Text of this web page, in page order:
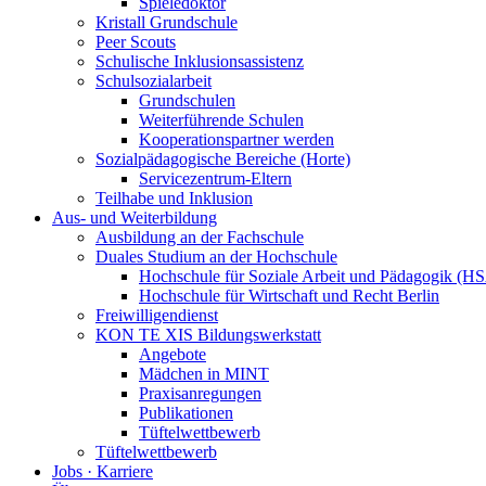
Kristall Grundschule
Peer Scouts
Schulische Inklusionsassistenz
Schulsozialarbeit
Grundschulen
Weiterführende Schulen
Kooperationspartner werden
Sozialpädagogische Bereiche (Horte)
Servicezentrum-Eltern
Teilhabe und Inklusion
Aus- und Weiterbildung
Ausbildung an der Fachschule
Duales Studium an der Hochschule
Hochschule für Soziale Arbeit und Pädagogik
Hochschule für Wirtschaft und Recht Berlin
Freiwilligendienst
KON TE XIS Bildungswerkstatt
Angebote
Mädchen in MINT
Praxisanregungen
Publikationen
Tüftelwettbewerb
Tüftelwettbewerb
Jobs · Karriere